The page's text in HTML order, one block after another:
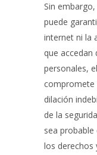
Sin
puede
internet ni la
que
personales,
compromete
dilación
de la
sea
los derechos